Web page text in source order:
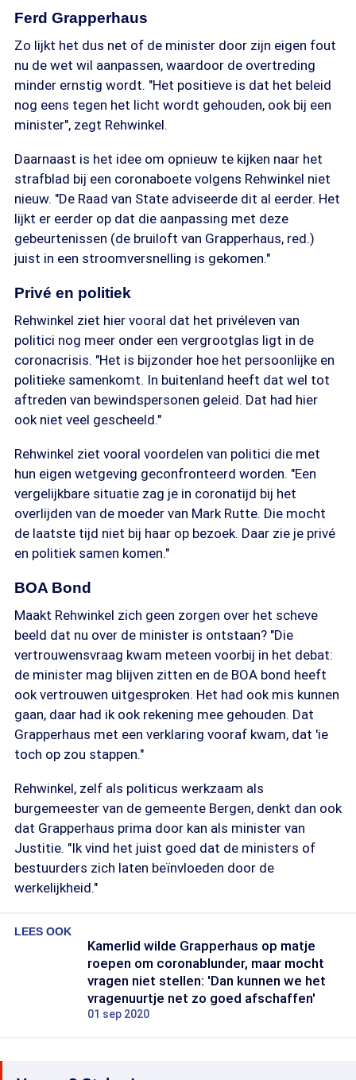
Ferd Grapperhaus
Zo lijkt het dus net of de minister door zijn eigen fout
nu de wet wil aanpassen, waardoor de overtreding
minder ernstig wordt. "Het positieve is dat het beleid
nog eens tegen het licht wordt gehouden, ook bij een
minister", zegt Rehwinkel.
Daarnaast is het idee om opnieuw te kijken naar het
strafblad bij een coronaboete volgens Rehwinkel niet
nieuw. "De Raad van State adviseerde dit al eerder. Het
lijkt er eerder op dat die aanpassing met deze
gebeurtenissen (de bruiloft van Grapperhaus, red.)
juist in een stroomversnelling is gekomen."
Privé en politiek
Rehwinkel ziet hier vooral dat het privéleven van
politici nog meer onder een vergrootglas ligt in de
coronacrisis. "Het is bijzonder hoe het persoonlijke en
politieke samenkomt. In buitenland heeft dat wel tot
aftreden van bewindspersonen geleid. Dat had hier
ook niet veel gescheeld."
Rehwinkel ziet vooral voordelen van politici die met
hun eigen wetgeving geconfronteerd worden. "Een
vergelijkbare situatie zag je in coronatijd bij het
overlijden van de moeder van Mark Rutte. Die mocht
de laatste tijd niet bij haar op bezoek. Daar zie je privé
en politiek samen komen."
BOA Bond
Maakt Rehwinkel zich geen zorgen over het scheve
beeld dat nu over de minister is ontstaan? "Die
vertrouwensvraag kwam meteen voorbij in het debat:
de minister mag blijven zitten en de BOA bond heeft
ook vertrouwen uitgesproken. Het had ook mis kunnen
gaan, daar had ik ook rekening mee gehouden. Dat
Grapperhaus met een verklaring vooraf kwam, dat 'ie
toch op zou stappen."
Rehwinkel, zelf als politicus werkzaam als
burgemeester van de gemeente Bergen, denkt dan ook
dat Grapperhaus prima door kan als minister van
Justitie. "Ik vind het juist goed dat de ministers of
bestuurders zich laten beïnvloeden door de
werkelijkheid."
LEES OOK
Kamerlid wilde Grapperhaus op matje
roepen om coronablunder, maar mocht
vragen niet stellen: 'Dan kunnen we het
vragenuurtje net zo goed afschaffen'
01 sep 2020